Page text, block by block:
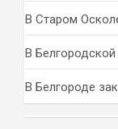
В Старом
В
В Белгороде